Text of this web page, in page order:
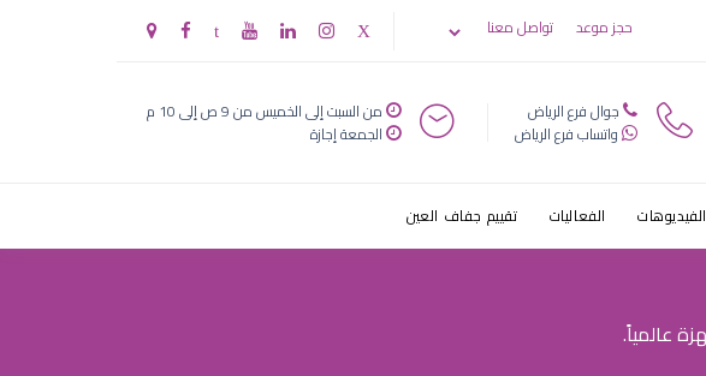
الرياض
حجز موعد تواصل معنا
جوال فرع الرياض
واتساب فرع الرياض
من السبت إلى الخميس من 9 ص إلى 10 م
الجمعة إجازة
الفعاليات تقييم جفاف العين
عالمياً.